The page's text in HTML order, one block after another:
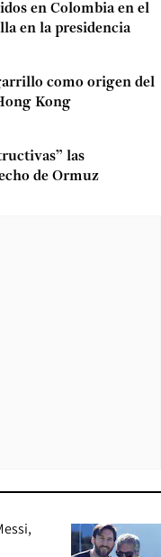
en Colombia en el
en la presidencia
como origen del
Kong
las
de Ormuz